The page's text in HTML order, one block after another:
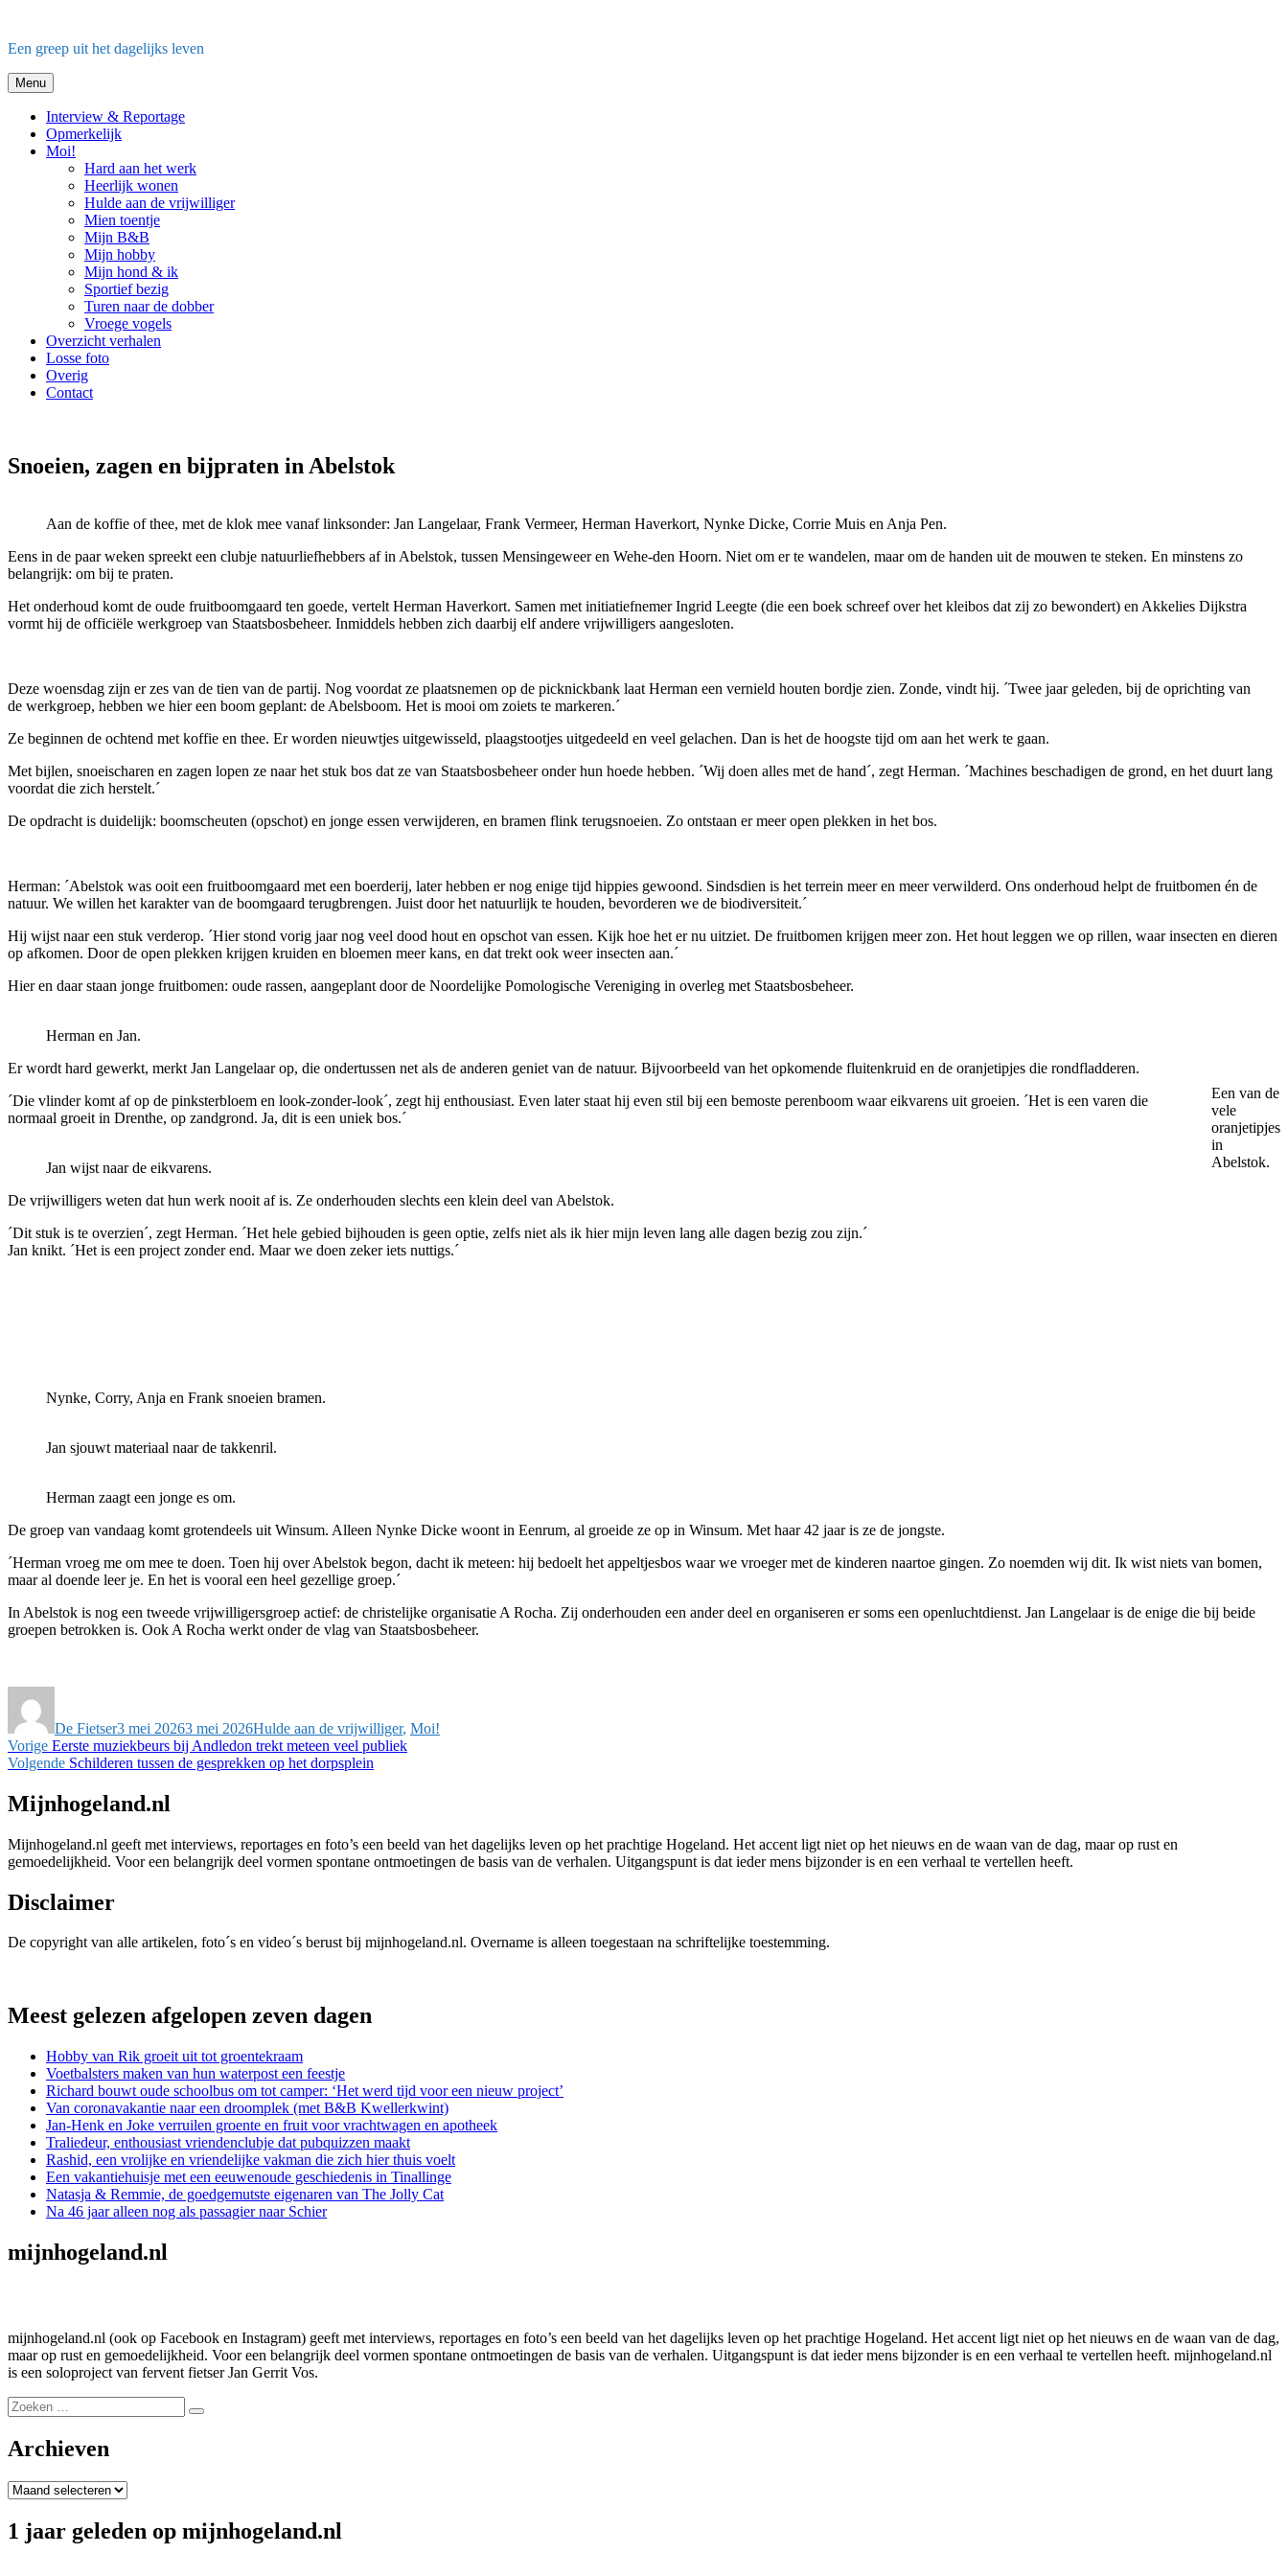
de
Een greep uit het dagelijks leven
Menu
Interview & Reportage
Opmerkelijk
Moi!
Hard aan het werk
Heerlijk wonen
Hulde aan de vrijwilliger
Mien toentje
Mijn B&B
Mijn hobby
Mijn hond & ik
Sportief bezig
Turen naar de dobber
Vroege vogels
Overzicht verhalen
Losse foto
Overig
Contact
Snoeien, zagen en bijpraten in Abelstok
Aan de koffie of thee, met de klok mee vanaf linksonder: Jan Langelaar, Frank Vermeer, Herman Haverkort, Nynke Dicke, Corrie Muis en Anja Pen.
Eens in de paar weken spreekt een clubje natuurliefhebbers af in Abelstok, tussen Mensingeweer en Wehe-den Hoorn. Niet om er te wandelen, maar om de handen uit de mouwen te steken. En minstens zo
belangrijk: om bij te praten.
Het onderhoud komt de oude fruitboomgaard ten goede, vertelt Herman Haverkort. Samen met initiatiefnemer Ingrid Leegte (die een boek schreef over het kleibos dat zij zo bewondert) en Akkelies Dijkstra
vormt hij de officiële werkgroep van Staatsbosbeheer. Inmiddels hebben zich daarbij elf andere vrijwilligers aangesloten.
Deze woensdag zijn er zes van de tien van de partij. Nog voordat ze plaatsnemen op de picknickbank laat Herman een vernield houten bordje zien. Zonde, vindt hij. ´Twee jaar geleden, bij de oprichting van
de werkgroep, hebben we hier een boom geplant: de Abelsboom. Het is mooi om zoiets te markeren.´
Ze beginnen de ochtend met koffie en thee. Er worden nieuwtjes uitgewisseld, plaagstootjes uitgedeeld en veel gelachen. Dan is het de hoogste tijd om aan het werk te gaan.
Met bijlen, snoeischaren en zagen lopen ze naar het stuk bos dat ze van Staatsbosbeheer onder hun hoede hebben. ´Wij doen alles met de hand´, zegt Herman. ´Machines beschadigen de grond, en het duurt lang
voordat die zich herstelt.´
De opdracht is duidelijk: boomscheuten (opschot) en jonge essen verwijderen, en bramen flink terugsnoeien. Zo ontstaan er meer open plekken in het bos.
Herman: ´Abelstok was ooit een fruitboomgaard met een boerderij, later hebben er nog enige tijd hippies gewoond. Sindsdien is het terrein meer en meer verwilderd. Ons onderhoud helpt de fruitbomen én de
natuur. We willen het karakter van de boomgaard terugbrengen. Juist door het natuurlijk te houden, bevorderen we de biodiversiteit.´
Hij wijst naar een stuk verderop. ´Hier stond vorig jaar nog veel dood hout en opschot van essen. Kijk hoe het er nu uitziet. De fruitbomen krijgen meer zon. Het hout leggen we op rillen, waar insecten en dieren
op afkomen. Door de open plekken krijgen kruiden en bloemen meer kans, en dat trekt ook weer insecten aan.´
Hier en daar staan jonge fruitbomen: oude rassen, aangeplant door de Noordelijke Pomologische Vereniging in overleg met Staatsbosbeheer.
Herman en Jan.
Een van de
vele
oranjetipjes
in
Abelstok.
Er wordt hard gewerkt, merkt Jan Langelaar op, die ondertussen net als de anderen geniet van de natuur. Bijvoorbeeld van het opkomende fluitenkruid en de oranjetipjes die rondfladderen.
´Die vlinder komt af op de pinksterbloem en look-zonder-look´, zegt hij enthousiast. Even later staat hij even stil bij een bemoste perenboom waar eikvarens uit groeien. ´Het is een varen die
normaal groeit in Drenthe, op zandgrond. Ja, dit is een uniek bos.´
Jan wijst naar de eikvarens.
De vrijwilligers weten dat hun werk nooit af is. Ze onderhouden slechts een klein deel van Abelstok.
´Dit stuk is te overzien´, zegt Herman. ´Het hele gebied bijhouden is geen optie, zelfs niet als ik hier mijn leven lang alle dagen bezig zou zijn.´
Jan knikt. ´Het is een project zonder end. Maar we doen zeker iets nuttigs.´
Nynke, Corry, Anja en Frank snoeien bramen.
Jan sjouwt materiaal naar de takkenril.
Herman zaagt een jonge es om.
De groep van vandaag komt grotendeels uit Winsum. Alleen Nynke Dicke woont in Eenrum, al groeide ze op in Winsum. Met haar 42 jaar is ze de jongste.
´Herman vroeg me om mee te doen. Toen hij over Abelstok begon, dacht ik meteen: hij bedoelt het appeltjesbos waar we vroeger met de kinderen naartoe gingen. Zo noemden wij dit. Ik wist niets van bomen,
maar al doende leer je. En het is vooral een heel gezellige groep.´
In Abelstok is nog een tweede vrijwilligersgroep actief: de christelijke organisatie A Rocha. Zij onderhouden een ander deel en organiseren er soms een openluchtdienst. Jan Langelaar is de enige die bij beide
groepen betrokken is. Ook A Rocha werkt onder de vlag van Staatsbosbeheer.
De Fietser3 mei 20263 mei 2026Hulde aan de vrijwilliger, Moi!
Bericht
navigatie
Vorige Vorig
bericht:
Eerste muziekbeurs bij Andledon trekt meteen veel publiek
Volgende Volgend
Schilderen tussen de gesprekken op het dorpsplein
Mijnhogeland.nl
Mijnhogeland.nl geeft met interviews, reportages en foto’s een beeld van het dagelijks leven op het prachtige Hogeland. Het accent ligt niet op het nieuws en de waan van de dag, maar op rust en
gemoedelijkheid. Voor een belangrijk deel vormen spontane ontmoetingen de basis van de verhalen. Uitgangspunt is dat ieder mens bijzonder is en een verhaal te vertellen heeft.
Disclaimer
De copyright van alle artikelen, foto´s en video´s berust bij mijnhogeland.nl. Overname is alleen toegestaan na schriftelijke toestemming.
Meest gelezen afgelopen zeven dagen
Hobby van Rik groeit uit tot groentekraam
Voetbalsters maken van hun waterpost een feestje
Richard bouwt oude schoolbus om tot camper: ‘Het werd tijd voor een nieuw project’
Van coronavakantie naar een droomplek (met B&B Kwellerkwint)
Jan-Henk en Joke verruilen groente en fruit voor vrachtwagen en apotheek
Traliedeur, enthousiast vriendenclubje dat pubquizzen maakt
Rashid, een vrolijke en vriendelijke vakman die zich hier thuis voelt
Een vakantiehuisje met een eeuwenoude geschiedenis in Tinallinge
Natasja & Remmie, de goedgemutste eigenaren van The Jolly Cat
Na 46 jaar alleen nog als passagier naar Schier
mijnhogeland.nl
mijnhogeland.nl (ook op Facebook en Instagram) geeft met interviews, reportages en foto’s een beeld van het dagelijks leven op het prachtige Hogeland. Het accent ligt niet op het nieuws en de waan van de dag,
maar op rust en gemoedelijkheid. Voor een belangrijk deel vormen spontane ontmoetingen de basis van de verhalen. Uitgangspunt is dat ieder mens bijzonder is en een verhaal te vertellen heeft. mijnhogeland.nl
is een soloproject van fervent fietser Jan Gerrit Vos.
Zoeken
naar:
Zoeken
Archieven
Archieven
1 jaar geleden op mijnhogeland.nl